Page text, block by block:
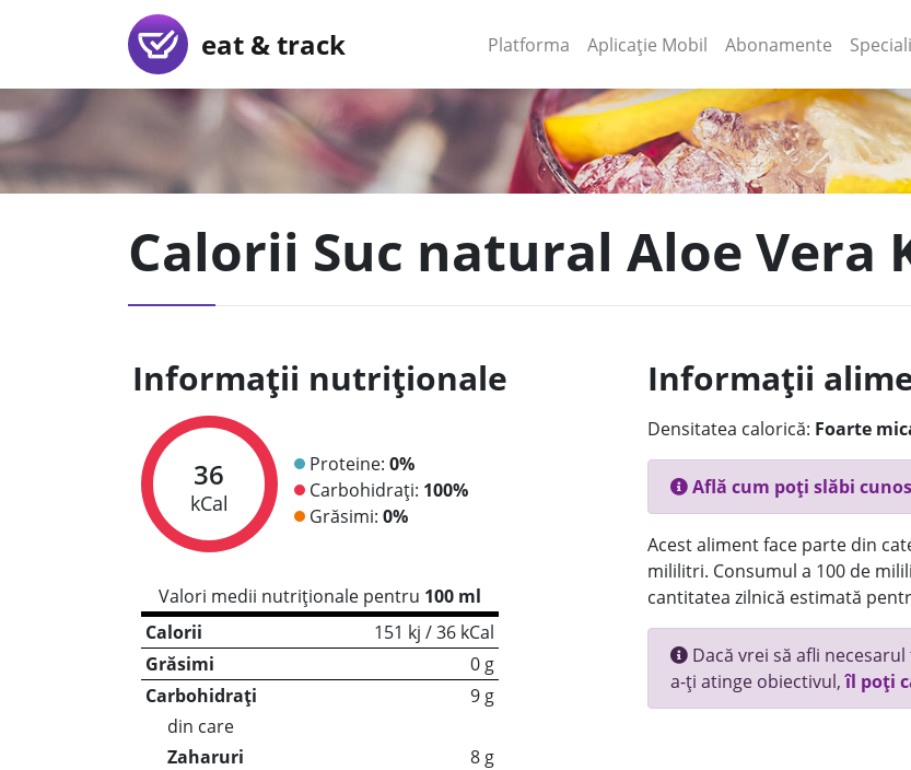
eat & track Platforma (current)
Aplicație Mobil (current)
Abonamente
Calorii Suc natural Aloe Vera
Informații nutriționale
36
kCal
Proteine: 0%
Carbohidrați: 100%
Grăsimi: 0%
Valori medii nutriționale pentru 100 ml
Calorii
151 kj / 36 kCal
Grăsimi
0 g
Carbohidrați
9 g
din care
Zaharuri
8 g
Informații
Densitatea calorică: Foarte
Află cum poți slăbi
Acest aliment face parte din
mililitri. Consumul a 100 de
cantitatea zilnică estimată
Dacă vrei să afli
a-ți atinge obiectivul,îl poți